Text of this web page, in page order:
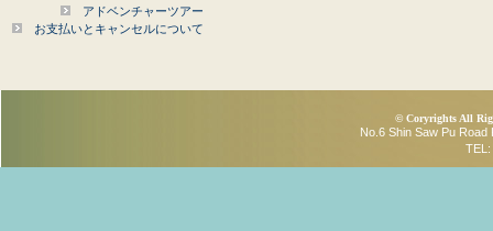
アドベンチャーツアー
お支払いとキャンセルについて
© Coryrights All
No.6 Shin Saw Pu Road
TEL: